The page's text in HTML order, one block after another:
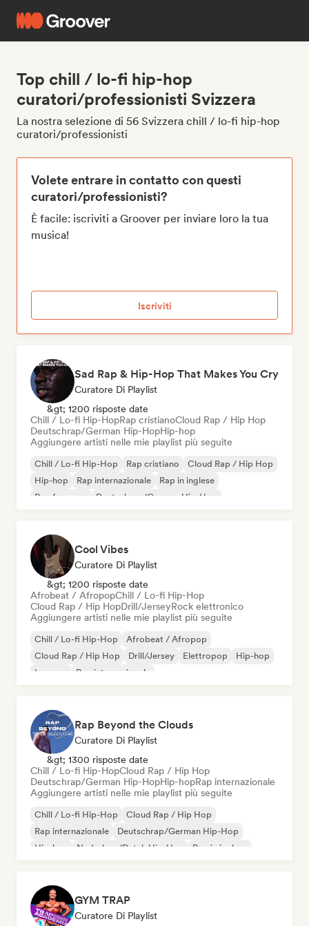
Top chill / lo-fi hip-hop
curatori/professionisti Svizzera
La nostra selezione di 56 Svizzera chill / lo-fi hip-hop
curatori/professionisti
Volete entrare in contatto con questi
curatori/professionisti?
È facile: iscriviti a Groover per inviare loro la tua
musica!
Iscriviti
Sad Rap & Hip-Hop That Makes You Cry
Curatore Di Playlist
&gt; 1200 risposte date
Chill / Lo-fi Hip-HopRap cristianoCloud Rap / Hip Hop
Deutschrap/German Hip-HopHip-hop
Aggiungere artisti nelle mie playlist più seguite
Chill / Lo-fi Hip-Hop Rap cristiano
Cloud Rap / Hip Hop
Hip-hop
Rap internazionale
Rap in inglese
Rap francese
Deutschrap/German Hip-Hop
Cool Vibes
Curatore Di Playlist
&gt; 1200 risposte date
Afrobeat / AfropopChill / Lo-fi Hip-Hop
Cloud Rap / Hip HopDrill/JerseyRock elettronico
Aggiungere artisti nelle mie playlist più seguite
Chill / Lo-fi Hip-Hop
Afrobeat / Afropop
Cloud Rap / Hip Hop
Drill/Jersey Elettropop
Hip-hop
Iperpop
Rap internazionale
Rap Beyond the Clouds
Curatore Di Playlist
&gt; 1300 risposte date
Chill / Lo-fi Hip-HopCloud Rap / Hip Hop
Deutschrap/German Hip-HopHip-hopRap internazionale
Aggiungere artisti nelle mie playlist più seguite
Chill / Lo-fi Hip-Hop
Cloud Rap / Hip Hop
Rap internazionale
Deutschrap/German Hip-Hop
Hip-hop
Nederhop/Dutch Hip-Hop
Rap in inglese
GYM TRAP
Curatore Di Playlist